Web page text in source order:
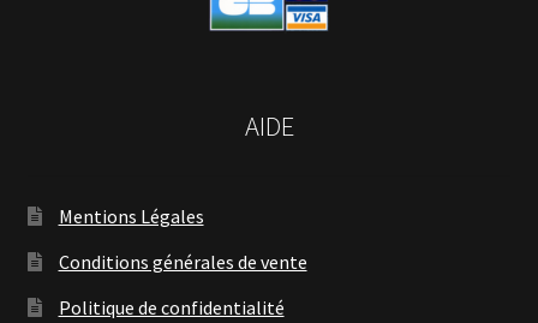
AIDE
Mentions Légales
Conditions générales de vente
Politique de confidentialité